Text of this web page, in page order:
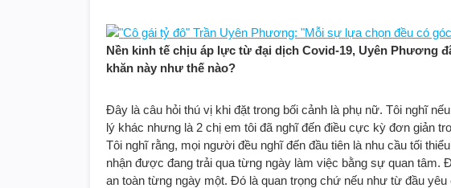
Nền kinh tế chịu áp lực từ đại dịch Covid-19, Uyên Phương
khăn này như thế nào?
Đây là câu hỏi thú vị khi đặt trong bối cảnh là phụ nữ. Tôi nghĩ
lý khác nhưng là 2 chị em tôi đã nghĩ đến điều cực kỳ đơn giản
Tôi nghĩ rằng, mọi người đều nghĩ đến đầu tiên là nhu cầu tối
nhận được đang trải qua từng ngày làm việc bằng sự quan tâm.
an toàn từng ngày một. Đó là quan trọng chứ nếu như từ đầu